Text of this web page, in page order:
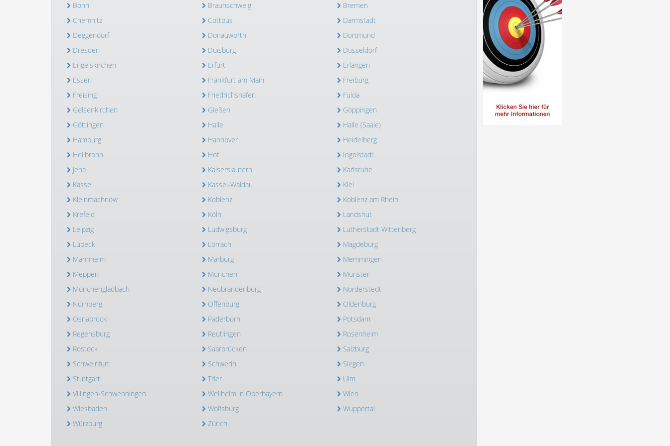
Bonn Braunschweig
Bremen
Chemnitz
Cottbus
Darmstadt
Deggendorf
Donauwörth
Dortmund
Dresden
Duisburg
Düsseldorf
Engelskirchen
Erfurt
Erlangen
Essen
Frankfurt am Main
Freiburg
Freising
Friedrichshafen
Fulda
Gelsenkirchen
Gießen
Göppingen
Göttingen
Halle
Halle (Saale)
Hamburg
Hannover
Heidelberg
Heilbronn
Hof
Ingolstadt
Jena
Kaiserslautern
Karlsruhe
Kassel
Kassel-Waldau
Kiel
Kleinmachnow
Koblenz
Koblenz am Rhein
Krefeld
Köln
Landshut
Leipzig
Ludwigsburg
Lutherstadt Wittenberg
Lübeck
Lörrach
Magdeburg
Mannheim
Marburg
Memmingen
Meppen
München
Münster
Mönchengladbach
Neubrandenburg
Norderstedt
Nürnberg
Offenburg
Oldenburg
Osnabrück
Paderborn
Potsdam
Regensburg
Reutlingen
Rosenheim
Rostock
Saarbrücken
Salzburg
Schweinfurt
Schwerin
Siegen
Stuttgart
Trier
Ulm
Villingen-Schwenningen
Weilheim in Oberbayern
Wien
Wiesbaden
Wolfsburg
Wuppertal
Würzburg
Zürich